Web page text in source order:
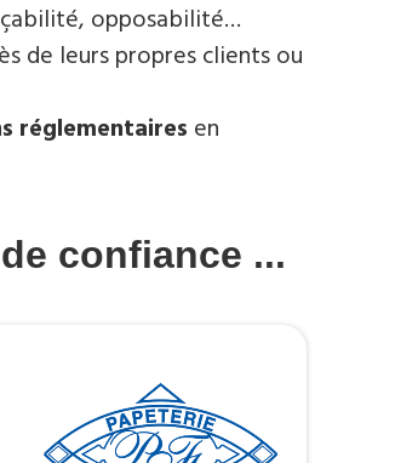
opposabilité…
de leurs propres clients ou
réglementaires en
confiance ...